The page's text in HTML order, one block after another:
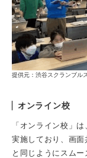
提供元：渋谷スクランブル
オンライン校
「オンライン校」
実施しており、画
と同じようにスムー